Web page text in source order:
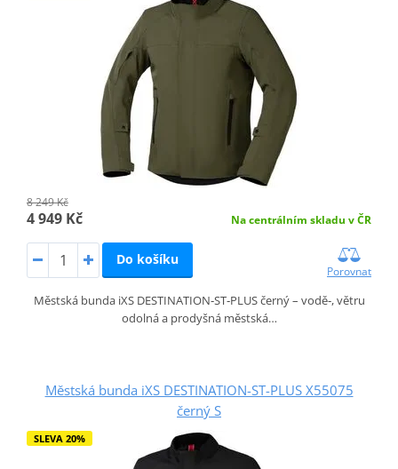
8 249 Kč
4 949 Kč Na centrálním skladu v ČR
Do košíku
Porovnat
Městská bunda iXS DESTINATION‑ST‑PLUS černý – vodě‑, větru
odolná a prodyšná městská…
Městská bunda iXS DESTINATION-ST-PLUS X55075
černý S
SLEVA 20%